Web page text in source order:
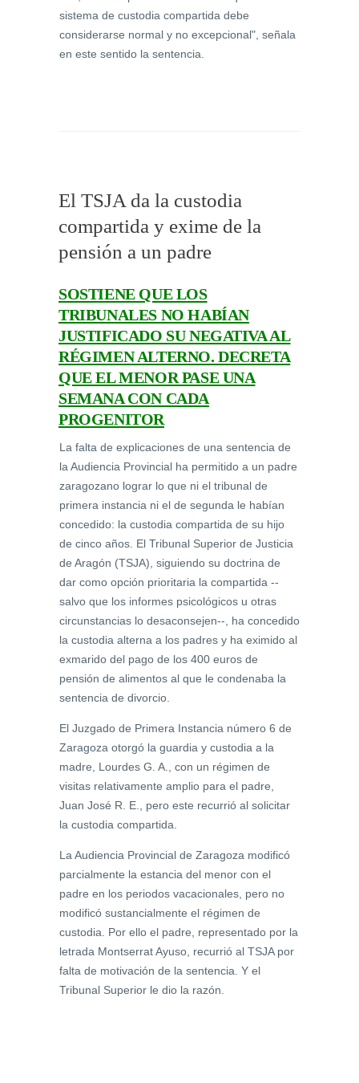
sistema de custodia compartida debe
considerarse normal y no excepcional", señala
en este sentido la sentencia.
El TSJA da la custodia
compartida y exime de la
pensión a un padre
SOSTIENE QUE LOS
TRIBUNALES NO HABÍAN
JUSTIFICADO SU NEGATIVA AL
RÉGIMEN ALTERNO. DECRETA
QUE EL MENOR PASE UNA
SEMANA CON CADA
PROGENITOR
La falta de explicaciones de una sentencia de
la Audiencia Provincial ha permitido a un padre
zaragozano lograr lo que ni el tribunal de
primera instancia ni el de segunda le habían
concedido: la custodia compartida de su hijo
de cinco años. El Tribunal Superior de Justicia
de Aragón (TSJA), siguiendo su doctrina de
dar como opción prioritaria la compartida --
salvo que los informes psicológicos u otras
circunstancias lo desaconsejen--, ha concedido
la custodia alterna a los padres y ha eximido al
exmarido del pago de los 400 euros de
pensión de alimentos al que le condenaba la
sentencia de divorcio.
El Juzgado de Primera Instancia número 6 de
Zaragoza otorgó la guardia y custodia a la
madre, Lourdes G. A., con un régimen de
visitas relativamente amplio para el padre,
Juan José R. E., pero este recurrió al solicitar
la custodia compartida.
La Audiencia Provincial de Zaragoza modificó
parcialmente la estancia del menor con el
padre en los periodos vacacionales, pero no
modificó sustancialmente el régimen de
custodia. Por ello el padre, representado por la
letrada Montserrat Ayuso, recurrió al TSJA por
falta de motivación de la sentencia. Y el
Tribunal Superior le dio la razón.